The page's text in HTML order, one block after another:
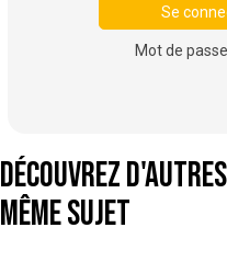
Mot de
Découvrez
même sujet